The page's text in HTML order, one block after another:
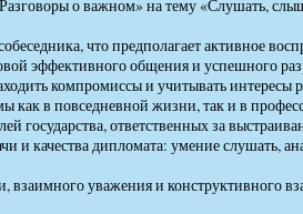
о важном» на тему «Слушать,
что предполагает активное
эффективного общения и успешного
компромиссы и учитывать
в повседневной жизни, так и в
государства, ответственных за
и качества дипломата: умение слушать,
уважения и конструктивного